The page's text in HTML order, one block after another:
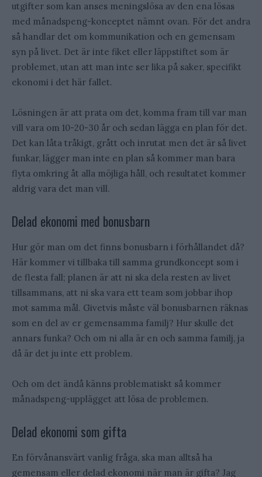
utgifter som kan anses meningslösa av den ena lösas
med månadspeng-konceptet nämnt ovan. För det andra
så handlar det om kommunikation och en gemensam
syn på livet. Det är inte fiket eller läppstiftet som är
problemet, utan att man inte ser lika på saker, specifikt
ekonomi i det här fallet.
Lösningen är att prata om det, komma fram till var man
vill vara om 10-20-30 år och sedan lägga en plan för det.
Det kan låta tråkigt, grått och inrutat men det är så livet
funkar, lägger man inte en plan så kommer man bara
flyta omkring åt alla möjliga håll, och resultatet kommer
aldrig vara det man vill.
Delad ekonomi med bonusbarn
Hur gör man om det finns bonusbarn i förhållandet då?
Här kommer vi tillbaka till samma grundkoncept som i
de flesta fall; planen är att ni ska dela resten av livet
tillsammans, att ni ska vara ett team som jobbar ihop
mot samma mål. Givetvis måste väl bonusbarnen räknas
som en del av er gemensamma familj? Hur skulle det
annars funka? Och om ni alla är en och samma familj, ja
då är det ju inte ett problem.
Och om det ändå känns problematiskt så kommer
månadspeng-upplägget att lösa de problemen.
Delad ekonomi som gifta
En förvånansvärt vanlig fråga, ska man alltså ha
gemensam eller delad ekonomi när man är gifta? Jag